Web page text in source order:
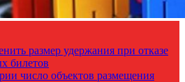
размер удержания при отказе
билетов
число объектов размещения